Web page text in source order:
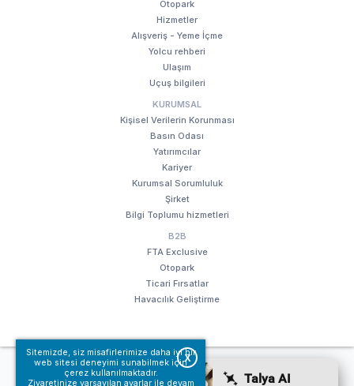
Sitemizde, siz misafirlerimize daha iyi bir
web sitesi deneyimi sunabilmek için
çerez kullanılmaktadır.
Ziyaretinize varsayılan ayarlar ile devam
X
Otopark
Hizmetler
Alışveriş - Yeme İçme
Yolcu rehberi
Ulaşım
Uçuş bilgileri
KURUMSAL
Kişisel Verilerin Korunması
Basın Odası
Yatırımcılar
Kariyer
Kurumsal Sorumluluk
Şirket
Bilgi Toplumu hizmetleri
B2B
FTA Exclusive
Otopark
Ticari Fırsatlar
Havacılık Geliştirme
© Fraport TAV Antalya Havalimanı, 2018. Tüm hakları saklıdır.